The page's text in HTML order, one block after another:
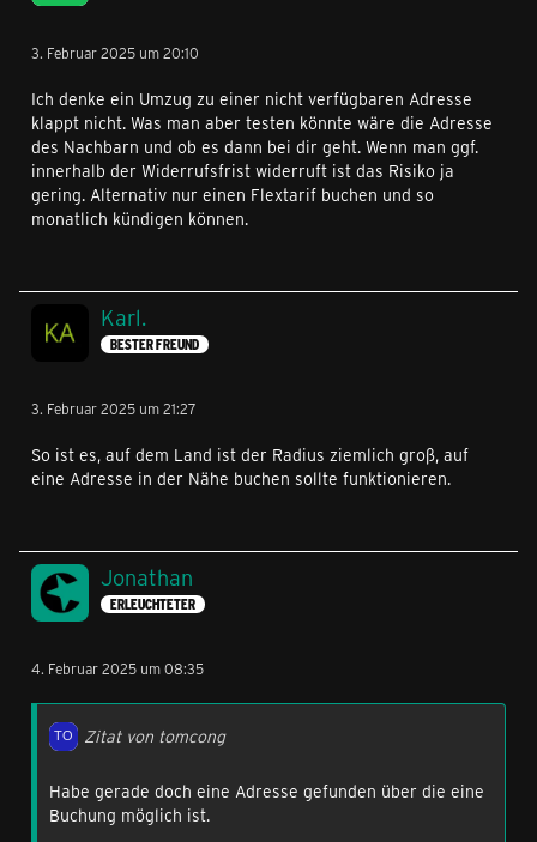
3. Februar 2025 um 20:10
Ich denke ein Umzug zu einer nicht verfügbaren Adresse
klappt nicht. Was man aber testen könnte wäre die Adresse
des Nachbarn und ob es dann bei dir geht. Wenn man ggf.
innerhalb der Widerrufsfrist widerruft ist das Risiko ja
gering. Alternativ nur einen Flextarif buchen und so
monatlich kündigen können.
Karl.
BESTER FREUND
3. Februar 2025 um 21:27
So ist es, auf dem Land ist der Radius ziemlich groß, auf
eine Adresse in der Nähe buchen sollte funktionieren.
Jonathan
ERLEUCHTETER
4. Februar 2025 um 08:35
Zitat von tomcong
Habe gerade doch eine Adresse gefunden über die eine
Buchung möglich ist.